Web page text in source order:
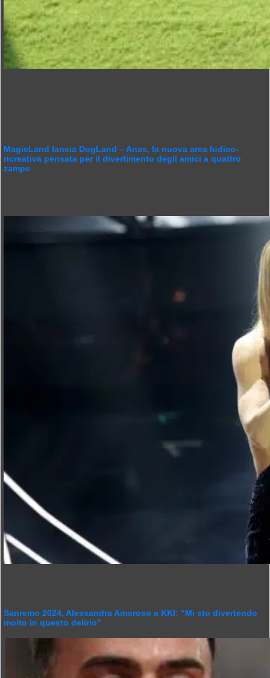
MagicLand lancia DogLand – Anas, la nuova area ludico-
ricreativa pensata per il divertimento degli amici a quattro
zampe
Sanremo 2024, Alessandra Amoroso a KKI: “Mi sto divertendo
molto in questo delirio”